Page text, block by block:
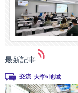
最新記事
交流